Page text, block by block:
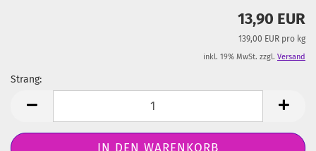
13,90 EUR
139,00 EUR pro kg
inkl. 19% MwSt. zzgl. Versand
Strang: